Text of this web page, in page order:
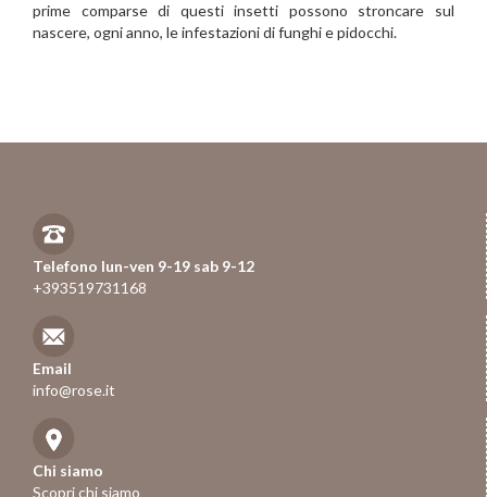
prime comparse di questi insetti possono stroncare sul
nascere, ogni anno, le infestazioni di funghi e pidocchi.
Telefono lun-ven 9-19 sab 9-12
+393519731168
Email
info@rose.it
Chi siamo
Scopri chi siamo